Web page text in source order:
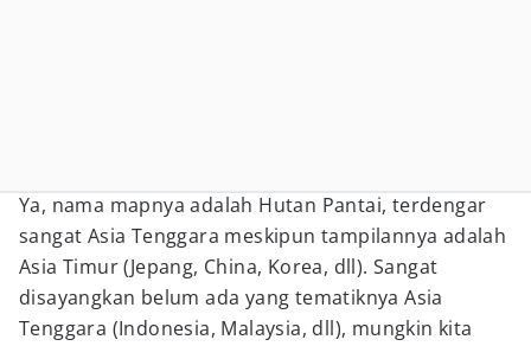
Ya, nama mapnya adalah Hutan Pantai, terdengar
sangat Asia Tenggara meskipun tampilannya adalah
Asia Timur (Jepang, China, Korea, dll). Sangat
disayangkan belum ada yang tematiknya Asia
Tenggara (Indonesia, Malaysia, dll), mungkin kita